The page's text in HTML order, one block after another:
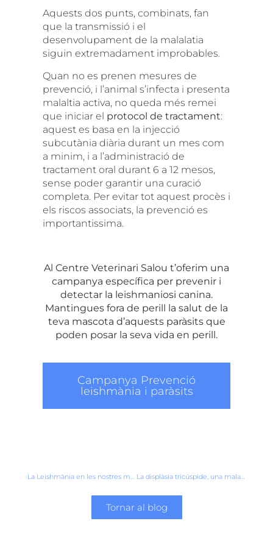
Aquests dos punts, combinats, fan
que la transmissió i el
desenvolupament de la malalatia
siguin extremadament improbables.
Quan no es prenen mesures de
prevenció, i l’animal s’infecta i presenta
malaltia activa, no queda més remei
que iniciar el protocol de tractament:
aquest es basa en la injecció
subcutània diària durant un mes com
a minim, i a l’administració de
tractament oral durant 6 a 12 mesos,
sense poder garantir una curació
completa. Per evitar tot aquest procès i
els riscos associats, la prevenció es
importantissima.
Al Centre Veterinari Salou t’oferim una
campanya específica per prevenir i
detectar la leishmaniosi canina.
Mantingues fora de perill la salut de la
teva mascota d’aquests paràsits que
poden posar la seva vida en perill.
Campanya Prevenció
leishmània i paràsits
La Leishmània en les nostres mascotes La displàsia tricúspide, una malaltia cardíaca poc freqüent en animals
Tornar al blog